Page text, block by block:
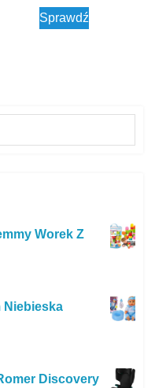
Sprawdź
Worek Z
Niebieska
Discovery